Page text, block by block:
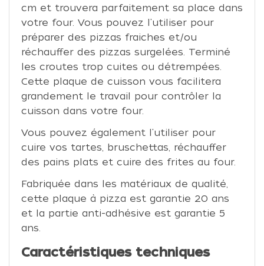
cm et trouvera parfaitement sa place dans
votre four. Vous pouvez l'utiliser pour
préparer des pizzas fraiches et/ou
réchauffer des pizzas surgelées. Terminé
les croutes trop cuites ou détrempées.
Cette plaque de cuisson vous facilitera
grandement le travail pour contrôler la
cuisson dans votre four.
Vous pouvez également l'utiliser pour
cuire vos tartes, bruschettas, réchauffer
des pains plats et cuire des frites au four.
Fabriquée dans les matériaux de qualité,
cette plaque à pizza est garantie 20 ans
et la partie anti-adhésive est garantie 5
ans.
Caractéristiques techniques